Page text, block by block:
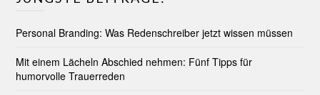
Personal Branding: Was Redenschreiber jetzt wissen müssen
Mit einem Lächeln Abschied nehmen: Fünf Tipps für
humorvolle Trauerreden